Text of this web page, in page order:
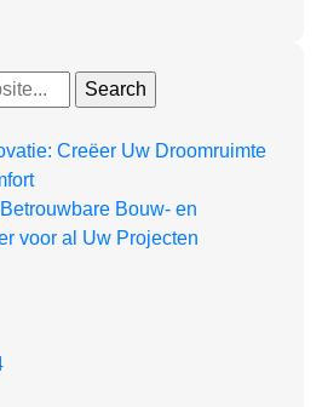
Creëer Uw Droomruimte
Bouw- en
voor al Uw Projecten